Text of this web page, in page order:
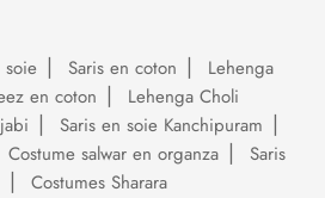
Saris en coton
Lehenga
en coton
Lehenga Choli
Saris en soie Kanchipuram
Costume salwar en organza
Saris
Costumes Sharara